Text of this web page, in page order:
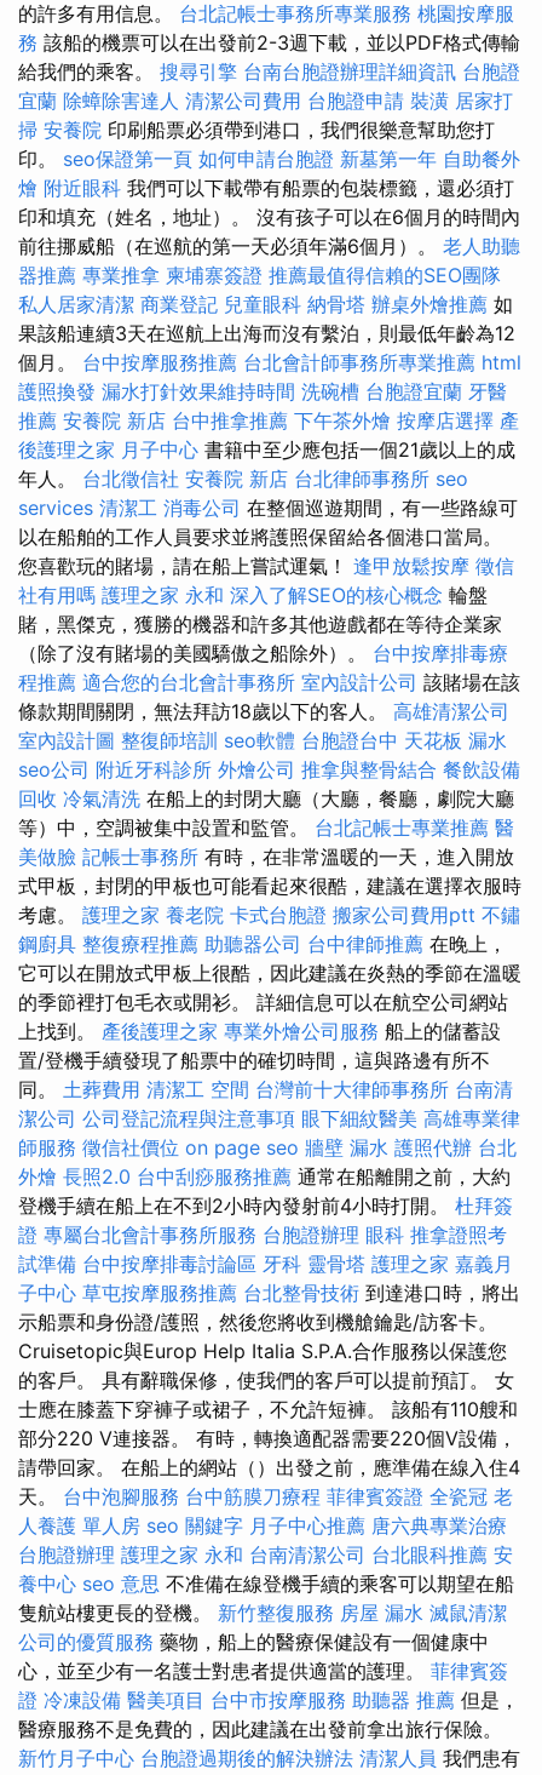
的許多有用信息。 台北記帳士事務所專業服務 桃園按摩服
務 該船的機票可以在出發前2-3週下載，並以PDF格式傳輸
給我們的乘客。 搜尋引擎 台南台胞證辦理詳細資訊 台胞證
宜蘭 除蟑除害達人 清潔公司費用 台胞證申請 裝潢 居家打
掃 安養院 印刷船票必須帶到港口，我們很樂意幫助您打
印。 seo保證第一頁 如何申請台胞證 新墓第一年 自助餐外
燴 附近眼科 我們可以下載帶有船票的包裝標籤，還必須打
印和填充（姓名，地址）。 沒有孩子可以在6個月的時間內
前往挪威船（在巡航的第一天必須年滿6個月）。 老人助聽
器推薦 專業推拿 柬埔寨簽證 推薦最值得信賴的SEO團隊
私人居家清潔 商業登記 兒童眼科 納骨塔 辦桌外燴推薦 如
果該船連續3天在巡航上出海而沒有繫泊，則最低年齡為12
個月。 台中按摩服務推薦 台北會計師事務所專業推薦 html
護照換發 漏水打針效果維持時間 洗碗槽 台胞證宜蘭 牙醫
推薦 安養院 新店 台中推拿推薦 下午茶外燴 按摩店選擇 產
後護理之家 月子中心 書籍中至少應包括一個21歲以上的成
年人。 台北徵信社 安養院 新店 台北律師事務所 seo
services 清潔工 消毒公司 在整個巡遊期間，有一些路線可
以在船舶的工作人員要求並將護照保留給各個港口當局。
您喜歡玩的賭場，請在船上嘗試運氣！ 逢甲放鬆按摩 徵信
社有用嗎 護理之家 永和 深入了解SEO的核心概念 輪盤
賭，黑傑克，獲勝的機器和許多其他遊戲都在等待企業家
（除了沒有賭場的美國驕傲之船除外）。 台中按摩排毒療
程推薦 適合您的台北會計事務所 室內設計公司 該賭場在該
條款期間關閉，無法拜訪18歲以下的客人。 高雄清潔公司
室內設計圖 整復師培訓 seo軟體 台胞證台中 天花板 漏水
seo公司 附近牙科診所 外燴公司 推拿與整骨結合 餐飲設備
回收 冷氣清洗 在船上的封閉大廳（大廳，餐廳，劇院大廳
等）中，空調被集中設置和監管。 台北記帳士專業推薦 醫
美做臉 記帳士事務所 有時，在非常溫暖的一天，進入開放
式甲板，封閉的甲板也可能看起來很酷，建議在選擇衣服時
考慮。 護理之家 養老院 卡式台胞證 搬家公司費用ptt 不鏽
鋼廚具 整復療程推薦 助聽器公司 台中律師推薦 在晚上，
它可以在開放式甲板上很酷，因此建議在炎熱的季節在溫暖
的季節裡打包毛衣或開衫。 詳細信息可以在航空公司網站
上找到。 產後護理之家 專業外燴公司服務 船上的儲蓄設
置/登機手續發現了船票中的確切時間，這與路邊有所不
同。 土葬費用 清潔工 空間 台灣前十大律師事務所 台南清
潔公司 公司登記流程與注意事項 眼下細紋醫美 高雄專業律
師服務 徵信社價位 on page seo 牆壁 漏水 護照代辦 台北
外燴 長照2.0 台中刮痧服務推薦 通常在船離開之前，大約
登機手續在船上在不到2小時內發射前4小時打開。 杜拜簽
證 專屬台北會計事務所服務 台胞證辦理 眼科 推拿證照考
試準備 台中按摩排毒討論區 牙科 靈骨塔 護理之家 嘉義月
子中心 草屯按摩服務推薦 台北整骨技術 到達港口時，將出
示船票和身份證/護照，然後您將收到機艙鑰匙/訪客卡。
Cruisetopic與Europ Help Italia S.P.A.合作服務以保護您
的客戶。 具有辭職保修，使我們的客戶可以提前預訂。 女
士應在膝蓋下穿褲子或裙子，不允許短褲。 該船有110艘和
部分220 V連接器。 有時，轉換適配器需要220個V設備，
請帶回家。 在船上的網站（）出發之前，應準備在線入住4
天。 台中泡腳服務 台中筋膜刀療程 菲律賓簽證 全瓷冠 老
人養護 單人房 seo 關鍵字 月子中心推薦 唐六典專業治療
台胞證辦理 護理之家 永和 台南清潔公司 台北眼科推薦 安
養中心 seo 意思 不准備在線登機手續的乘客可以期望在船
隻航站樓更長的登機。 新竹整復服務 房屋 漏水 滅鼠清潔
公司的優質服務 藥物，船上的醫療保健設有一個健康中
心，並至少有一名護士對患者提供適當的護理。 菲律賓簽
證 冷凍設備 醫美項目 台中市按摩服務 助聽器 推薦 但是，
醫療服務不是免費的，因此建議在出發前拿出旅行保險。
新竹月子中心 台胞證過期後的解決辦法 清潔人員 我們患有